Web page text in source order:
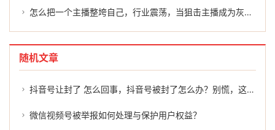
怎么把一个主播整垮自己，行业震荡，当狙击主播成为灰色产业链，我们该反思什么？
随机文章
抖音号让封了 怎么回事，抖音号被封了怎么办？别慌，这几招或许能帮到你
微信视频号被举报如何处理与保护用户权益？